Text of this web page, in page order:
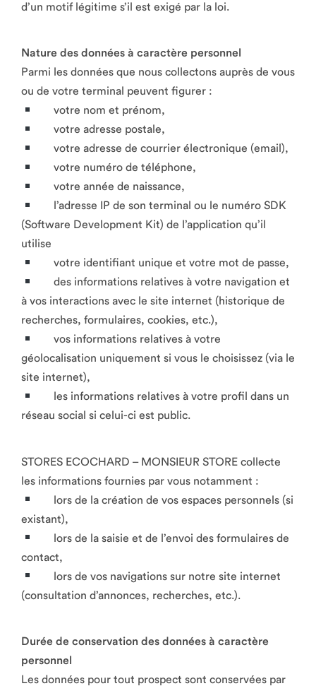
d’un motif légitime s’il est exigé par la loi.
Nature des données à caractère personnel
Parmi les données que nous collectons auprès de vous
ou de votre terminal peuvent figurer :
votre nom et prénom,
votre adresse postale,
votre adresse de courrier électronique (email),
votre numéro de téléphone,
votre année de naissance,
l’adresse IP de son terminal ou le numéro SDK
(Software Development Kit) de l’application qu’il
utilise
votre identifiant unique et votre mot de passe,
des informations relatives à votre navigation et
à vos interactions avec le site internet (historique de
recherches, formulaires, cookies, etc.),
vos informations relatives à votre
géolocalisation uniquement si vous le choisissez (via le
site internet),
les informations relatives à votre profil dans un
réseau social si celui-ci est public.
STORES ECOCHARD – MONSIEUR STORE collecte
les informations fournies par vous notamment :
lors de la création de vos espaces personnels (si
existant),
lors de la saisie et de l’envoi des formulaires de
contact,
lors de vos navigations sur notre site internet
(consultation d’annonces, recherches, etc.).
Durée de conservation des données à caractère
personnel
Les données pour tout prospect sont conservées par